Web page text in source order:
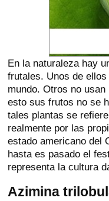
En la naturaleza hay
frutales. Unos de
mundo. Otros no
esto sus frutos no se
tales plantas se
realmente por las
estado americano del
hasta es pasado el
representa la cultura
Azimina